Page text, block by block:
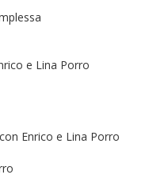
e Lina Porro
Enrico e Lina Porro